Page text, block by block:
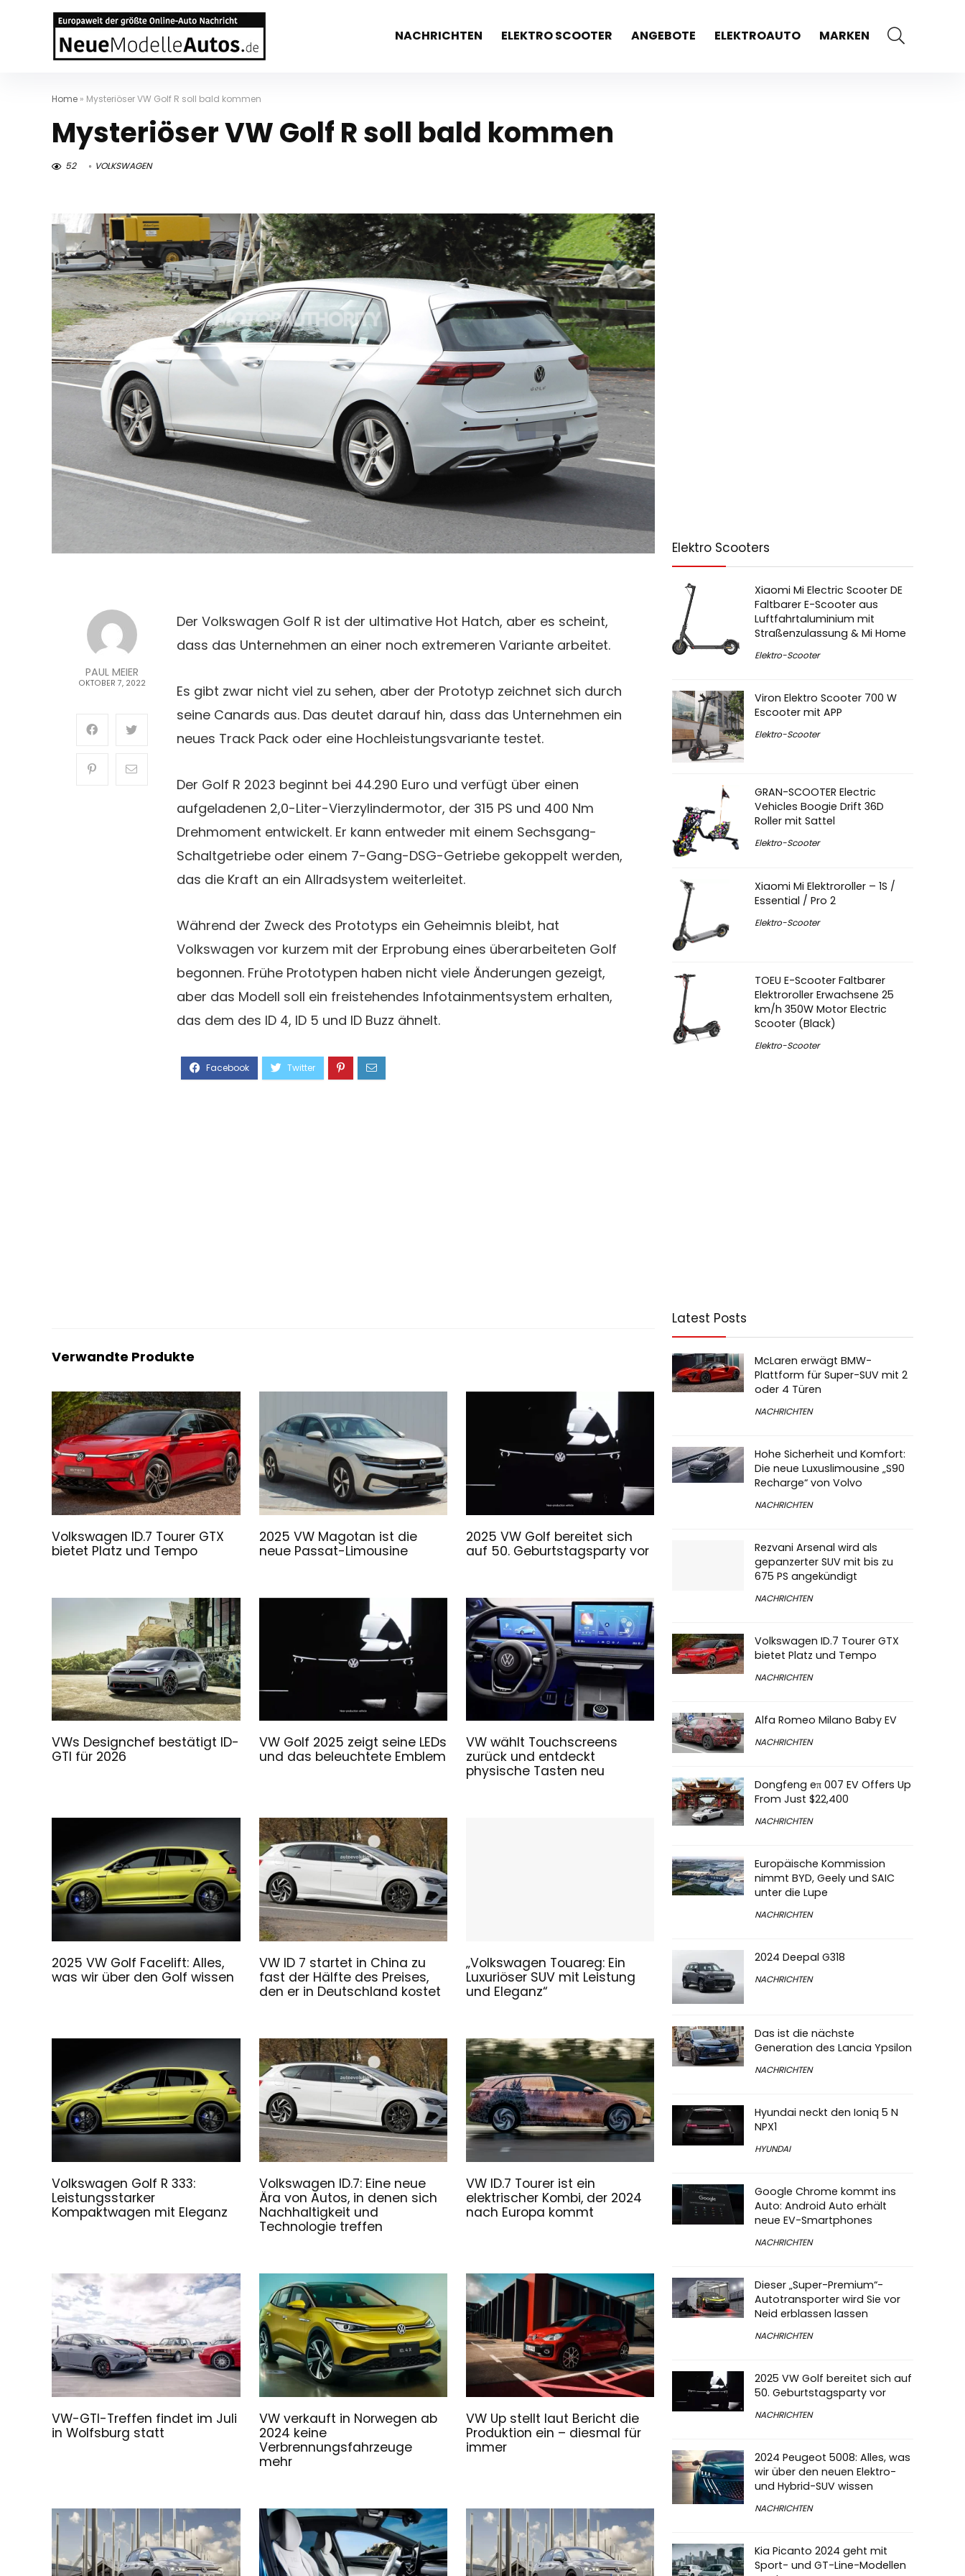
NACHRICHTEN ELEKTRO SCOOTER ANGEBOTE ELEKTROAUTO MARKEN
Home » Mysteriöser VW Golf R soll bald kommen
Mysteriöser VW Golf R soll bald kommen
52 VOLKSWAGEN
PAUL MEIER
OKTOBER 7, 2022
Der Volkswagen Golf R ist der ultimative Hot Hatch, aber es scheint,
dass das Unternehmen an einer noch extremeren Variante arbeitet.
Es gibt zwar nicht viel zu sehen, aber der Prototyp zeichnet sich durch
seine Canards aus. Das deutet darauf hin, dass das Unternehmen ein
neues Track Pack oder eine Hochleistungsvariante testet.
Der Golf R 2023 beginnt bei 44.290 Euro und verfügt über einen
aufgeladenen 2,0-Liter-Vierzylindermotor, der 315 PS und 400 Nm
Drehmoment entwickelt. Er kann entweder mit einem Sechsgang-
Schaltgetriebe oder einem 7-Gang-DSG-Getriebe gekoppelt werden,
das die Kraft an ein Allradsystem weiterleitet.
Während der Zweck des Prototyps ein Geheimnis bleibt, hat
Volkswagen vor kurzem mit der Erprobung eines überarbeiteten Golf
begonnen. Frühe Prototypen haben nicht viele Änderungen gezeigt,
aber das Modell soll ein freistehendes Infotainmentsystem erhalten,
das dem des ID 4, ID 5 und ID Buzz ähnelt.
Verwandte Produkte
Volkswagen ID.7 Tourer GTX
bietet Platz und Tempo
2025 VW Magotan ist die
neue Passat-Limousine
2025 VW Golf bereitet sich
auf 50. Geburtstagsparty vor
VWs Designchef bestätigt ID-
GTI für 2026
VW Golf 2025 zeigt seine LEDs
und das beleuchtete Emblem
VW wählt Touchscreens
zurück und entdeckt
physische Tasten neu
2025 VW Golf Facelift: Alles,
was wir über den Golf wissen
VW ID 7 startet in China zu
fast der Hälfte des Preises,
den er in Deutschland kostet
„Volkswagen Touareg: Ein
Luxuriöser SUV mit Leistung
und Eleganz“
Volkswagen Golf R 333:
Leistungsstarker
Kompaktwagen mit Eleganz
Volkswagen ID.7: Eine neue
Ära von Autos, in denen sich
Nachhaltigkeit und
Technologie treffen
VW ID.7 Tourer ist ein
elektrischer Kombi, der 2024
nach Europa kommt
VW-GTI-Treffen findet im Juli
in Wolfsburg statt
VW verkauft in Norwegen ab
2024 keine
Verbrennungsfahrzeuge
mehr
VW Up stellt laut Bericht die
Produktion ein – diesmal für
immer
Elektro Scooters
Xiaomi Mi Electric Scooter DE
Faltbarer E-Scooter aus
Luftfahrtaluminium mit
Straßenzulassung & Mi Home
Elektro-Scooter
Viron Elektro Scooter 700 W
Escooter mit APP
Elektro-Scooter
GRAN-SCOOTER Electric
Vehicles Boogie Drift 36D
Roller mit Sattel
Elektro-Scooter
Xiaomi Mi Elektroroller – 1S /
Essential / Pro 2
Elektro-Scooter
TOEU E-Scooter Faltbarer
Elektroroller Erwachsene 25
km/h 350W Motor Electric
Scooter (Black)
Elektro-Scooter
Latest Posts
McLaren erwägt BMW-
Plattform für Super-SUV mit 2
oder 4 Türen
NACHRICHTEN
Hohe Sicherheit und Komfort:
Die neue Luxuslimousine „S90
Recharge“ von Volvo
NACHRICHTEN
Rezvani Arsenal wird als
gepanzerter SUV mit bis zu
675 PS angekündigt
NACHRICHTEN
Volkswagen ID.7 Tourer GTX
bietet Platz und Tempo
NACHRICHTEN
Alfa Romeo Milano Baby EV
NACHRICHTEN
Dongfeng eπ 007 EV Offers Up
From Just $22,400
NACHRICHTEN
Europäische Kommission
nimmt BYD, Geely und SAIC
unter die Lupe
NACHRICHTEN
2024 Deepal G318
NACHRICHTEN
Das ist die nächste
Generation des Lancia Ypsilon
NACHRICHTEN
Hyundai neckt den Ioniq 5 N
NPX1
HYUNDAI
Google Chrome kommt ins
Auto: Android Auto erhält
neue EV-Smartphones
NACHRICHTEN
Dieser „Super-Premium“-
Autotransporter wird Sie vor
Neid erblassen lassen
NACHRICHTEN
2025 VW Golf bereitet sich auf
50. Geburtstagsparty vor
NACHRICHTEN
2024 Peugeot 5008: Alles, was
wir über den neuen Elektro-
und Hybrid-SUV wissen
NACHRICHTEN
Kia Picanto 2024 geht mit
Sport- und GT-Line-Modellen